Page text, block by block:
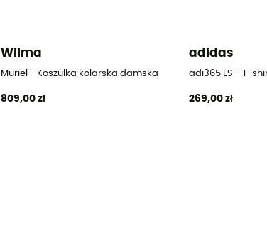
Wilma
Muriel - Koszulka kolarska damska
809,00 zł
adidas
adi365 LS - T-
269,00 zł